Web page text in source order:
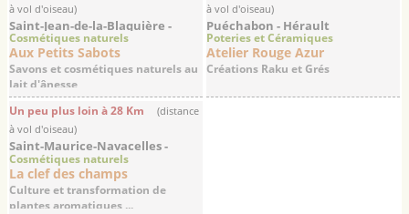
à vol d'oiseau)
Saint-Jean-de-la-Blaquière -
Hérault
Cosmétiques naturels
Aux Petits Sabots
Savons et cosmétiques naturels au
lait d'ânesse
à vol d'oiseau)
Puéchabon - Hérault
Poteries et Céramiques
Atelier Rouge Azur
Créations Raku et Grés
Un peu plus loin à 28 Km
(distance
à vol d'oiseau)
Saint-Maurice-Navacelles -
Hérault
Cosmétiques naturels
La clef des champs
Culture et transformation de
plantes aromatiques ...